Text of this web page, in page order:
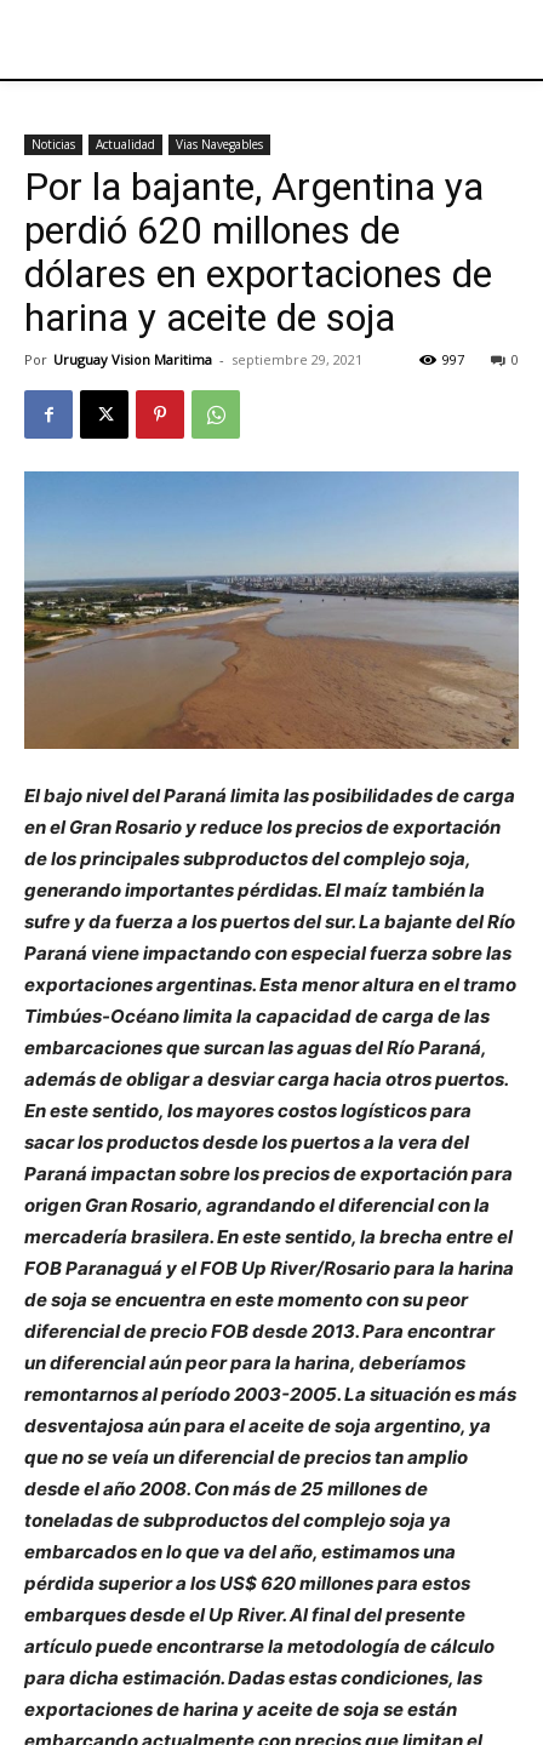
Noticias Actualidad Vias Navegables
Por la bajante, Argentina ya
perdió 620 millones de
dólares en exportaciones de
harina y aceite de soja
Por Uruguay Vision Maritima - septiembre 29, 2021 0
997
El bajo nivel del Paraná limita las posibilidades de carga
en el Gran Rosario y reduce los precios de exportación
de los principales subproductos del complejo soja,
generando importantes pérdidas. El maíz también la
sufre y da fuerza a los puertos del sur. La bajante del Río
Paraná viene impactando con especial fuerza sobre las
exportaciones argentinas. Esta menor altura en el tramo
Timbúes-Océano limita la capacidad de carga de las
embarcaciones que surcan las aguas del Río Paraná,
además de obligar a desviar carga hacia otros puertos.
En este sentido, los mayores costos logísticos para
sacar los productos desde los puertos a la vera del
Paraná impactan sobre los precios de exportación para
origen Gran Rosario, agrandando el diferencial con la
mercadería brasilera. En este sentido, la brecha entre el
FOB Paranaguá y el FOB Up River/Rosario para la harina
de soja se encuentra en este momento con su peor
diferencial de precio FOB desde 2013. Para encontrar
un diferencial aún peor para la harina, deberíamos
remontarnos al período 2003-2005. La situación es más
desventajosa aún para el aceite de soja argentino, ya
que no se veía un diferencial de precios tan amplio
desde el año 2008. Con más de 25 millones de
toneladas de subproductos del complejo soja ya
embarcados en lo que va del año, estimamos una
pérdida superior a los US$ 620 millones para estos
embarques desde el Up River. Al final del presente
artículo puede encontrarse la metodología de cálculo
para dicha estimación. Dadas estas condiciones, las
exportaciones de harina y aceite de soja se están